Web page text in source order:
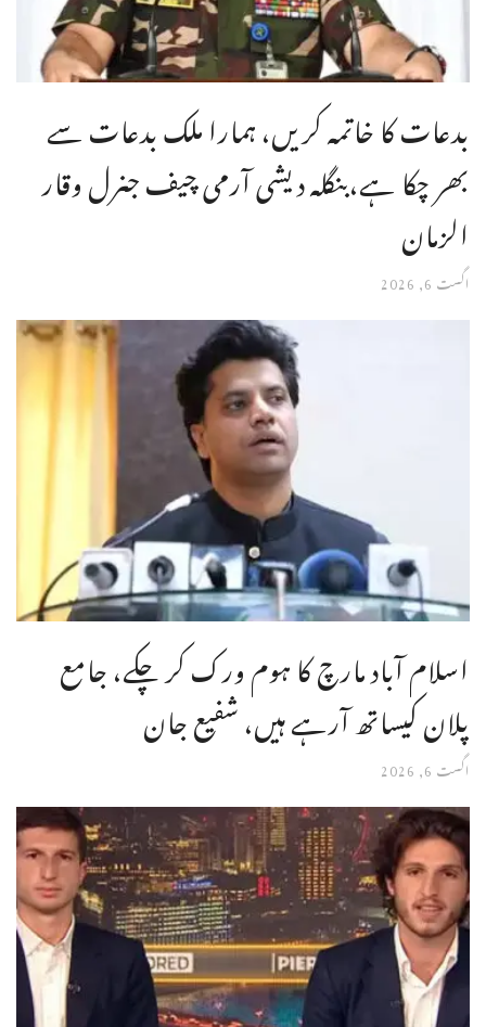
بدعات کا خاتمہ کریں، ہمارا ملک بدعات سے
بھر چکا ہے،بنگله دیشی آرمی چیف جنرل وقار
الزمان
اگست 6, 2026
اسلام آباد مارچ کا ہوم ورک کر چکے، جامع
پلان کیساتھ آرہے ہیں، شفیع جان
اگست 6, 2026